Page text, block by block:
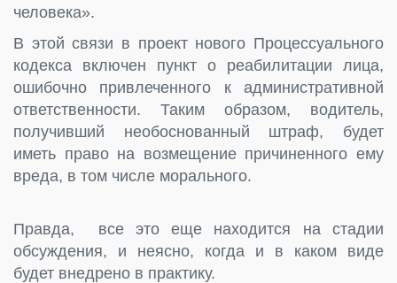
человека».
В этой связи в проект нового Процессуального
кодекса включен пункт о реабилитации лица,
ошибочно привлеченного к административной
ответственности. Таким образом, водитель,
получивший необоснованный штраф, будет
иметь право на возмещение причиненного ему
вреда, в том числе морального.
Правда, все это еще находится на стадии
обсуждения, и неясно, когда и в каком виде
будет внедрено в практику.